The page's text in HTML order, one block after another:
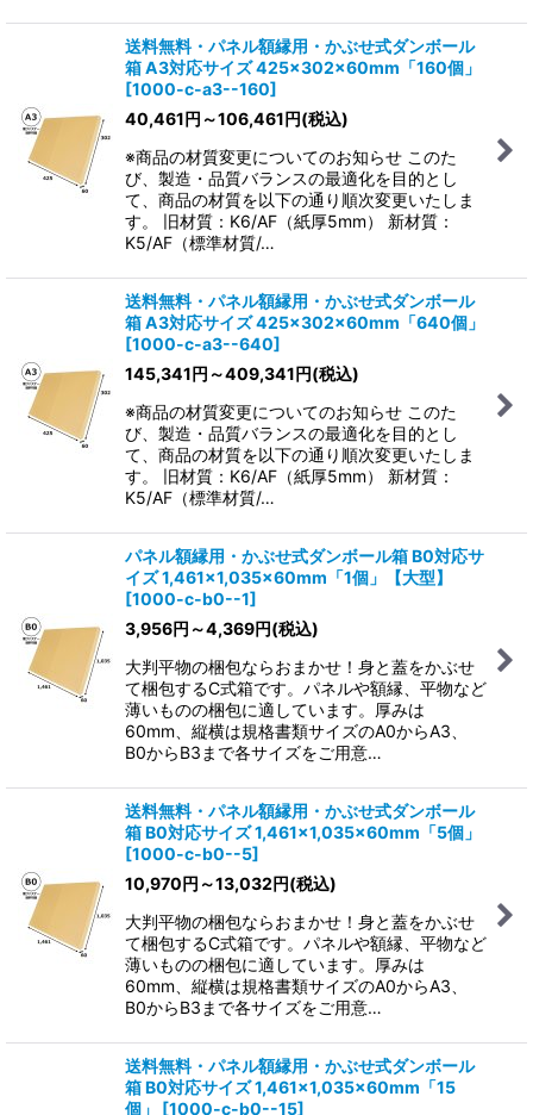
送料無料・パネル額縁用・かぶせ式ダンボール
箱 A3対応サイズ 425×302×60mm「160個」
[1000-c-a3--160]
40,461円 ～106,461円(税込)
※商品の材質変更についてのお知らせ このた
び、製造・品質バランスの最適化を目的とし
て、商品の材質を以下の通り順次変更いたしま
す。 旧材質：K6/AF（紙厚5mm） 新材質：
K5/AF（標準材質/…
送料無料・パネル額縁用・かぶせ式ダンボール
箱 A3対応サイズ 425×302×60mm「640個」
[1000-c-a3--640]
145,341円 ～409,341円(税込)
※商品の材質変更についてのお知らせ このた
び、製造・品質バランスの最適化を目的とし
て、商品の材質を以下の通り順次変更いたしま
す。 旧材質：K6/AF（紙厚5mm） 新材質：
K5/AF（標準材質/…
パネル額縁用・かぶせ式ダンボール箱 B0対応サ
イズ 1,461×1,035×60mm「1個」
【大型】
[1000-c-b0--1]
3,956円 ～4,369円(税込)
大判平物の梱包ならおまかせ！身と蓋をかぶせ
て梱包するC式箱です。パネルや額縁、平物など
薄いものの梱包に適しています。厚みは
60mm、縦横は規格書類サイズのA0からA3、
B0からB3まで各サイズをご用意…
送料無料・パネル額縁用・かぶせ式ダンボール
箱 B0対応サイズ 1,461×1,035×60mm「5個」
[1000-c-b0--5]
10,970円 ～13,032円(税込)
大判平物の梱包ならおまかせ！身と蓋をかぶせ
て梱包するC式箱です。パネルや額縁、平物など
薄いものの梱包に適しています。厚みは
60mm、縦横は規格書類サイズのA0からA3、
B0からB3まで各サイズをご用意…
送料無料・パネル額縁用・かぶせ式ダンボール
箱 B0対応サイズ 1,461×1,035×60mm「15
個」
[1000-c-b0--15]